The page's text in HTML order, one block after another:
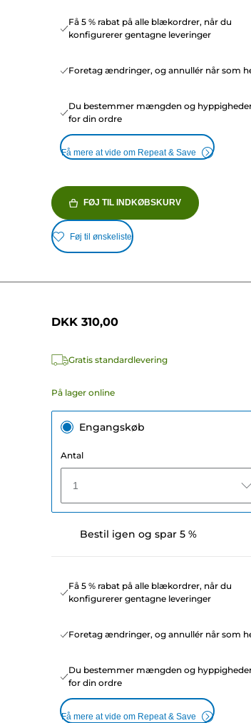
Få 5 % rabat på alle blækordrer, når du
konfigurerer gentagne leveringer
Foretag ændringer, og annullér når som
Du bestemmer mængden og
for din ordre
Få mere at vide om Repeat & Save
FØJ TIL INDKØBSKURV
Føj til ønskeliste
DKK 310,00
Gratis standardlevering
På lager online
Engangskøb
Antal
1
Bestil igen og spar 5 %
Få 5 % rabat på alle blækordrer, når du
konfigurerer gentagne leveringer
Foretag ændringer, og annullér når som
Du bestemmer mængden og
for din ordre
Få mere at vide om Repeat & Save